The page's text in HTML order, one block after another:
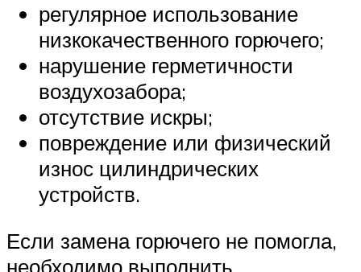
регулярное использование
низкокачественного горючего;
нарушение герметичности
воздухозабора;
отсутствие искры;
повреждение или физический
износ цилиндрических
устройств.
Если замена горючего не помогла,
необходимо выполнить